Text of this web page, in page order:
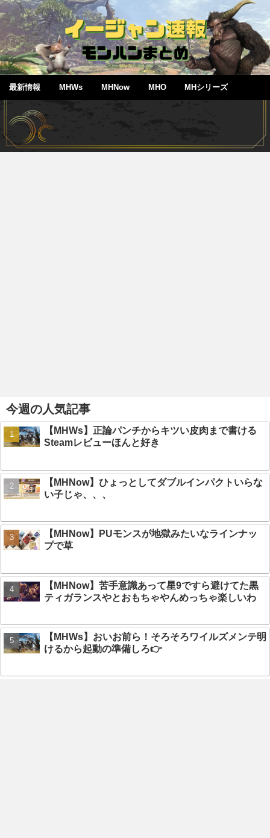
最新情報 MHWs MHNow MHO MHシリーズ
今週の人気記事
【MHWs】正論パンチからキツい皮肉まで書ける
Steamレビューほんと好き
【MHNow】ひょっとしてダブルインパクトいらな
い子じゃ、、、
【MHNow】PUモンスが地獄みたいなラインナッ
プで草
【MHNow】苦手意識あって星9ですら避けてた黒
ティガランスやとおもちゃやんめっちゃ楽しいわ
【MHWs】おいお前ら！そろそろワイルズメンテ明
けるから起動の準備しろ👉